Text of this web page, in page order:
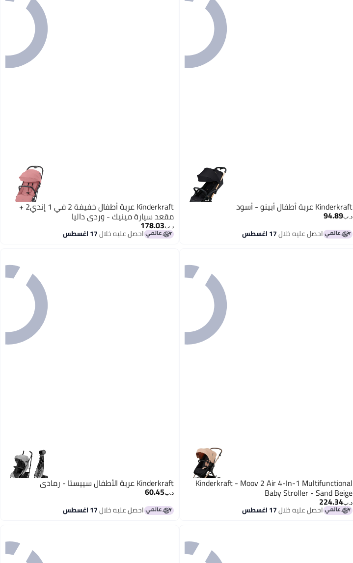
Kinderkraft عربة أطفال أبينو - أسود
د.ب‏94.89
احصل عليه خلال17 اغسطس
Kinderkraft عربة أطفال خفيفة 2 في 1 إندي2 +
مقعد سيارة مينيك - وردي داليا
د.ب‏178.03
احصل عليه خلال17 اغسطس
Kinderkraft - Moov 2 Air 4-In-1 Multifunctional
Baby Stroller - Sand Beige
د.ب‏224.34
احصل عليه خلال17 اغسطس
Kinderkraft عربة الأطفال سييستا - رمادي
د.ب‏60.45
احصل عليه خلال17 اغسطس